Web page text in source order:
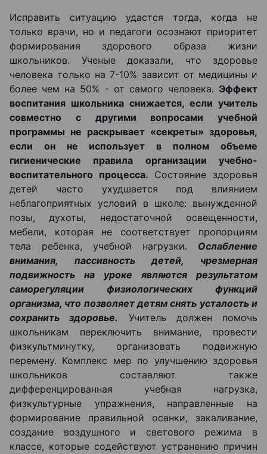
Исправить ситуацию удастся тогда, когда не
только врачи, но и педагоги осознают приоритет
формирования здорового образа жизни
школьников. Ученые доказали, что здоровье
человека только на 7-10% зависит от медицины и
более чем на 50% - от самого человека. Эффект
воспитания школьника снижается, если учитель
совместно с другими вопросами учебной
программы не раскрывает «секреты» здоровья,
если он не использует в полном объеме
гигиенические правила организации учебно-
воспитательного процесса. Состояние здоровья
детей часто ухудшается под влиянием
неблагоприятных условий в школе: вынужденной
позы, духоты, недостаточной освещенности,
мебели, которая не соответствует пропорциям
тела ребенка, учебной нагрузки. Ослабление
внимания, пассивность детей, чрезмерная
подвижность на уроке являются результатом
саморегуляции физиологических функций
организма, что позволяет детям снять усталость и
сохранить здоровье.
Учитель должен помочь
школьникам переключить внимание, провести
физкультминутку, организовать подвижную
перемену. Комплекс мер по улучшению здоровья
школьников составляют также
дифференцированная учебная нагрузка,
физкультурные упражнения, направленные на
формирование правильной осанки, закаливание,
создание воздушного и светового режима в
классе, которые содействуют устранению причин